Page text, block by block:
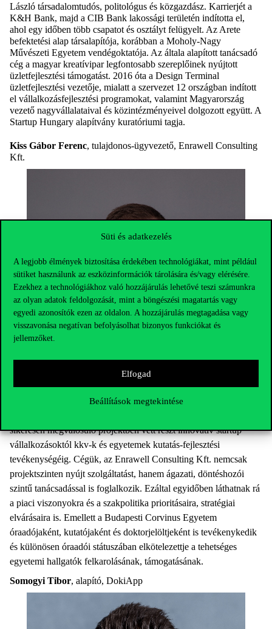
Süti és adatkezelés
A legjobb élmények biztosítása érdekében technológiákat, mint például
sütiket használunk az eszközinformációk tárolására és/vagy elérésére.
Ezekhez a technológiákhoz való hozzájárulás lehetővé teszi számunkra
az olyan adatok feldolgozását, mint a böngészési magatartás vagy
egyedi azonosítók ezen az oldalon. A hozzájárulás megtagadása vagy
visszavonása negatívan befolyásolhat bizonyos funkciókat és
jellemzőket.
Elfogad
Beállítások megtekintése
László társadalomtudós, politológus és közgazdász. Karrierjét a
K&H Bank, majd a CIB Bank lakossági területén indította el,
ahol egy időben több csapatot és osztályt felügyelt. Az Arete
befektetési alap társalapítója, korábban a Moholy-Nagy
Művészeti Egyetem vendégoktatója. Az általa alapított tanácsadó
cég a magyar kreatívipar legfontosabb szereplőinek nyújtott
üzletfejlesztési támogatást. 2016 óta a Design Terminal
üzletfejlesztési vezetője, mialatt a szervezet 12 országban indított
el vállalkozásfejlesztési programokat, valamint Magyarország
vezető nagyvállalataival és közintézményeivel dolgozott együtt. A
Startup Hungary alapítvány kuratóriumi tagja.
Kiss Gábor Ferenc, tulajdonos-ügyvezető, Enrawell Consulting
Kft.
Gábor 14 éve foglalkozik fejlesztési projektek tervezésével,
sikeresen megvalósuló projektben vett részt innovatív startup
vállalkozásoktól kkv-k és egyetemek kutatás-fejlesztési
tevékenységéig. Cégük, az Enrawell Consulting Kft. nemcsak
projektszinten nyújt szolgáltatást, hanem ágazati, döntéshozói
szintű tanácsadással is foglalkozik. Ezáltal egyidőben láthatnak rá
a piaci viszonyokra és a szakpolitika prioritásaira, stratégiai
elvárásaira is. Emellett a Budapesti Corvinus Egyetem
óraadójaként, kutatójaként és doktorjelöltjeként is tevékenykedik
és különösen óraadói státuszában elkötelezettje a tehetséges
egyetemi hallgatók felkarolásának, támogatásának.
Somogyi Tibor, alapító, DokiApp